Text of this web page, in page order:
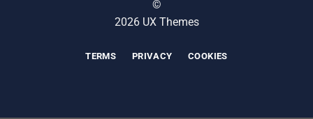
©
2026 UX Themes
TERMS PRIVACY COOKIES